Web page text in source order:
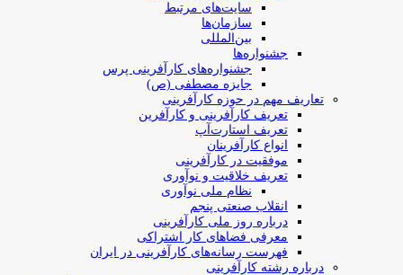
سایت‌های مرتبط
سازمان‌ها
بین‌المللی
جشنواره‌ها
جشنواره‌های کارآفرینی‌ پرس
جایزه مصطفی (ص)
تعاریف مهم در حوزه کارآفرینی
تعریف کارآفرینی و کارآفرین
تعریف استارت‌آپ
انواع کارآفرینان
موفقیت در کارآفرینی
تعریف خلاقیت و نوآوری
نظام ملی نوآوری
انقلاب صنعتی پنجم
درباره روز ملی کارآفرینی
معرفی فضاهای کار اشتراکی
فهرست رسانه‌های کارآفرینی در ایران
درباره رشته کارآفرینی